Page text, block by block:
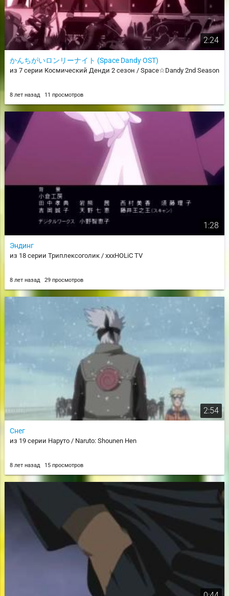
2:24
かんちがいロンリーナイト (Space Dandy OST)
из 7 серии Космический Денди 2 сезон / Space☆Dandy 2nd Season
8 лет назад 11 просмотров
1:28
Эндинг
из 18 серии Триплексоголик / xxxHOLiC TV
8 лет назад 29 просмотров
2:54
Снег
из 19 серии Наруто / Naruto: Shounen Hen
8 лет назад 15 просмотров